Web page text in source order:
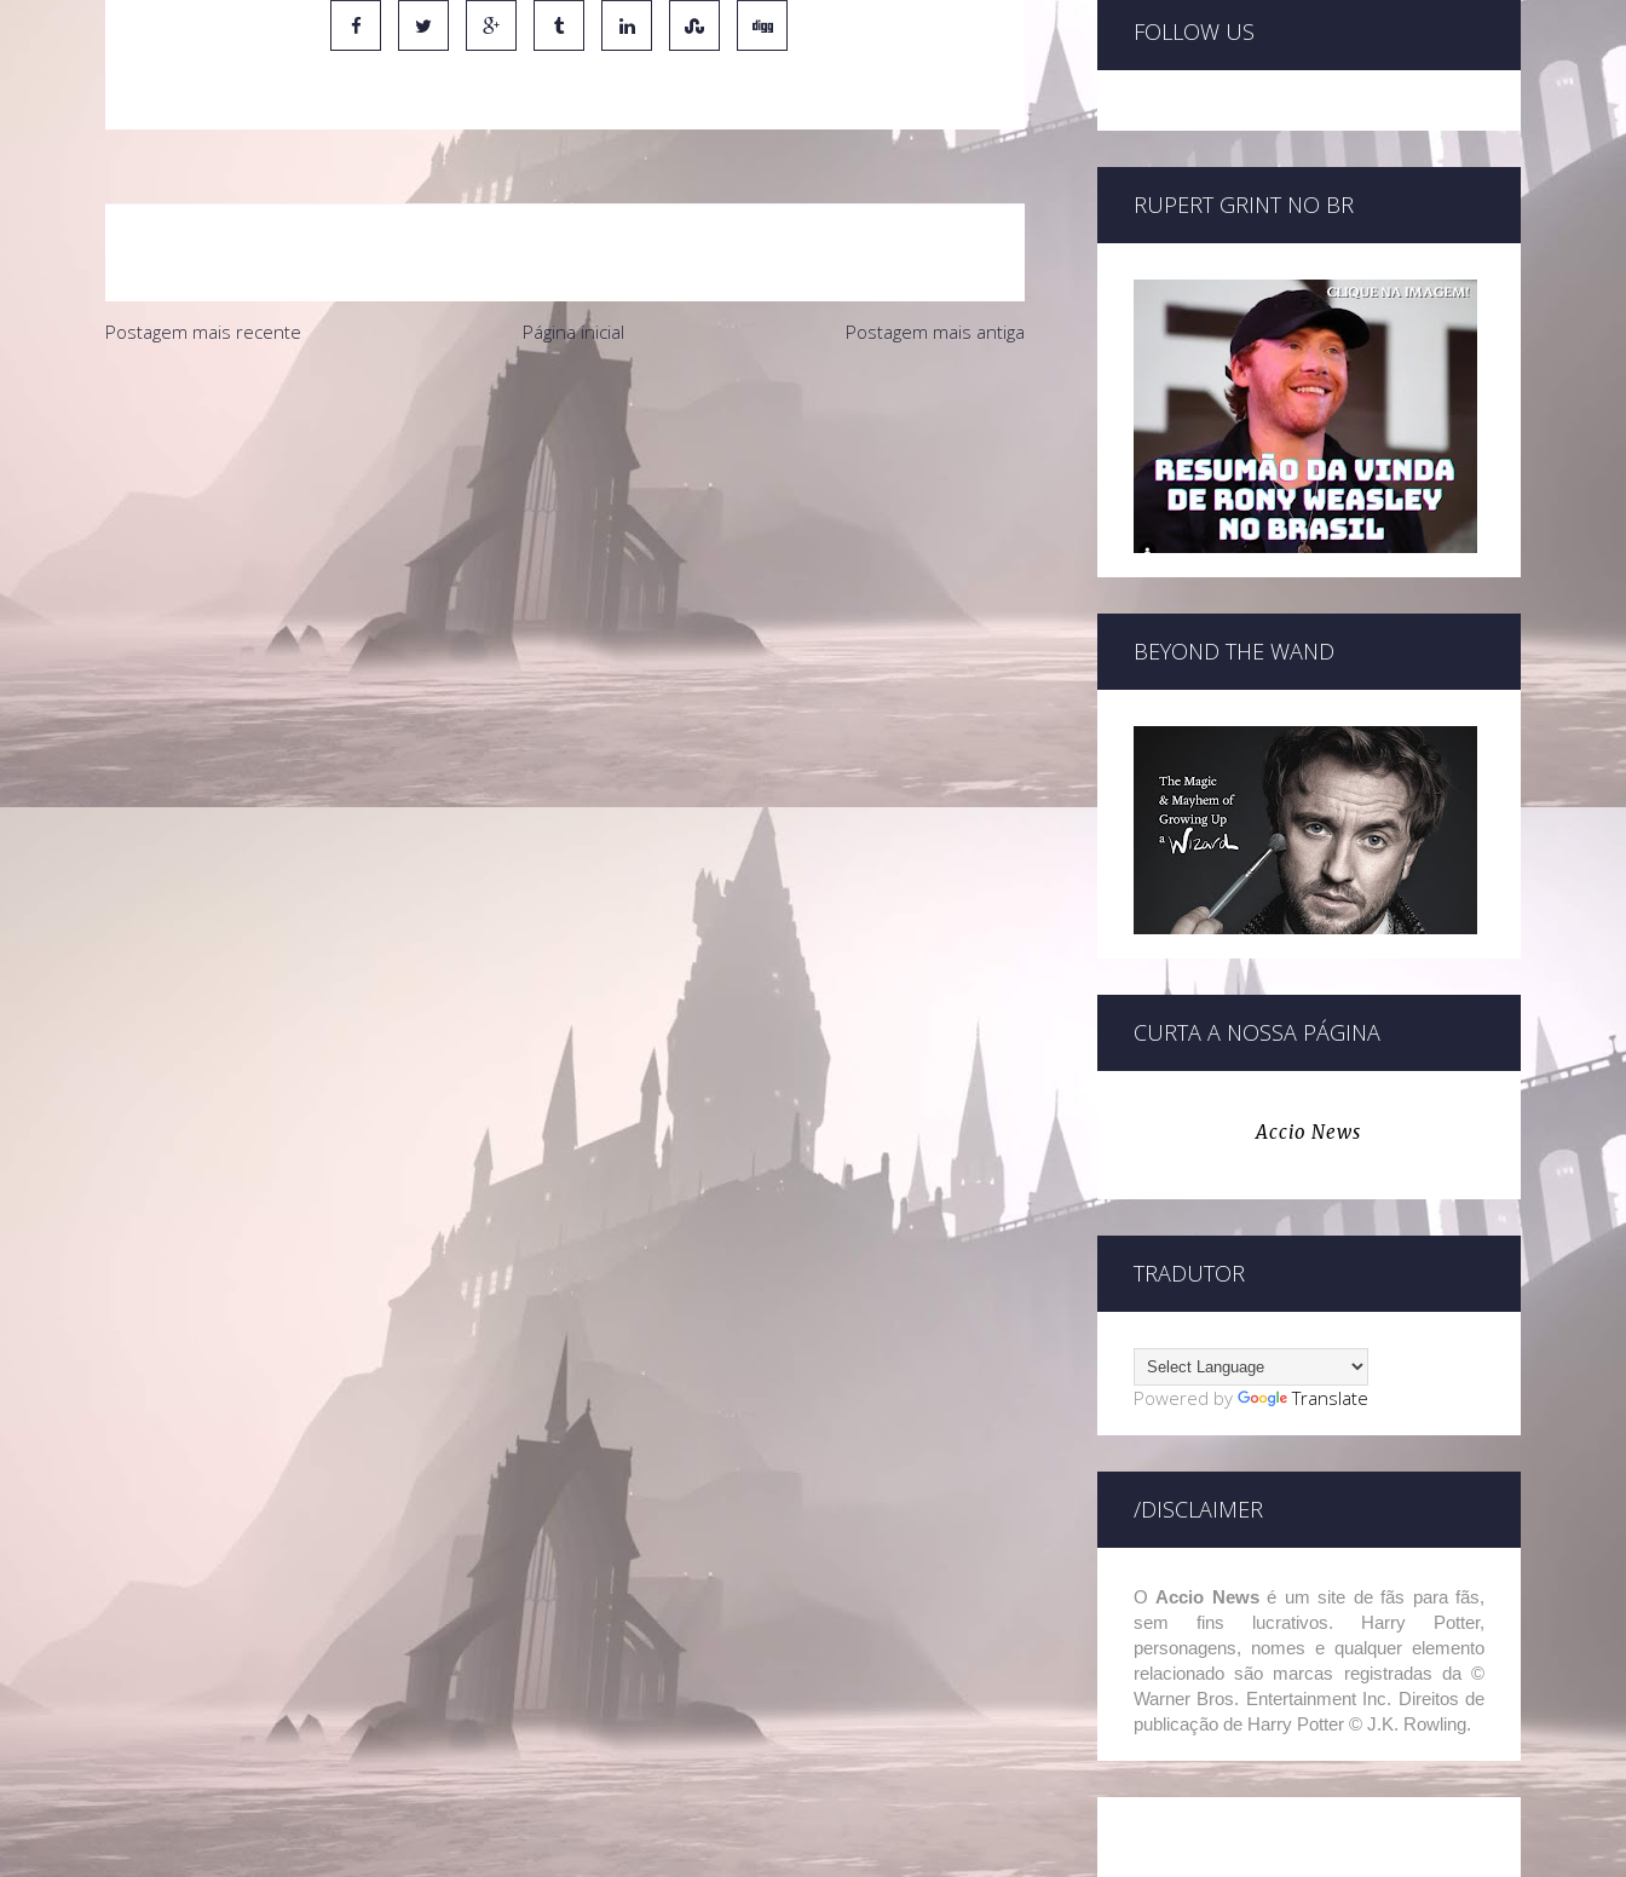
Postagem mais recente Postagem mais antiga
Página inicial
FOLLOW US
RUPERT GRINT NO BR
BEYOND THE WAND
CURTA A NOSSA PÁGINA
Accio News
TRADUTOR
Powered by Translate
/DISCLAIMER
O Accio Newsé um site de fãs para fãs,
sem fins lucrativos. Harry Potter,
personagens, nomes e qualquer elemento
relacionado são marcas registradas da ©
Warner Bros. Entertainment Inc. Direitos de
publicação de Harry Potter © J.K. Rowling.